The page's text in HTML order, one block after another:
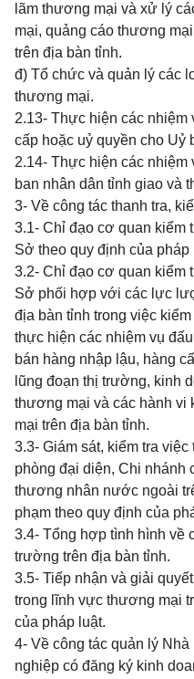
lãm thương mại và xử lý
mại, quảng cáo thương
trên địa bàn tỉnh.
đ) Tổ chức và quản lý các
thương mại.
2.13- Thực hiện các
cấp hoặc uỷ quyền cho Uỷ
2.14- Thực hiện các
ban nhân dân tỉnh giao và
3- Về công tác thanh tra,
3.1- Chỉ đạo cơ quan kiểm
Sở theo quy định của pháp
3.2- Chỉ đạo cơ quan kiểm
Sở phối hợp với các lực
địa bàn tỉnh trong việc
thực hiện các nhiệm vụ
bán hàng nhập lậu, hàng
lũng đoạn thị trường, kinh
thương mại và các hành vi
mại trên địa bàn tỉnh.
3.3- Giám sát, kiểm tra
phòng đại diện, Chi nhánh
thương nhân nước ngoài
phạm theo quy định của
3.4- Tổng hợp tình hình về
trường trên địa bàn tỉnh.
3.5- Tiếp nhận và giải
trong lĩnh vực thương mại
của pháp luật.
4- Về công tác quản lý
nghiệp có đăng ký kinh